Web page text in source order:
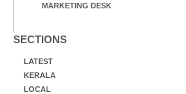
MARKETING DESK
SECTIONS
LATEST
KERALA
LOCAL